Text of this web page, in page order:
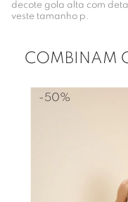
decote gola alta com
veste tamanho p.
COMBINAM
-50%